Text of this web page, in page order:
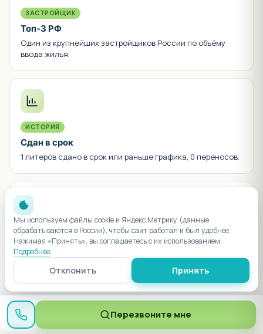
ЗАСТРОЙЩИК
Топ-3 РФ
Один из крупнейших застройщиков России по объёму
ввода жилья.
ИСТОРИЯ
Сдан в срок
1 литеров сдано в срок или раньше графика, 0 переносов.
8 БАНКОВ
Аккредитация
Сбер, ВТБ, Альфа, Газпром, Россельхоз и ещё 3 — все
ипотечные программы доступны.
Мы используем файлы cookie и Яндекс.Метрику (данные
обрабатываются в России), чтобы сайт работал и был удобнее.
Нажимая «Принять», вы соглашаетесь с их использованием.
Подробнее.
Отклонить Принять
Перезвоните мне